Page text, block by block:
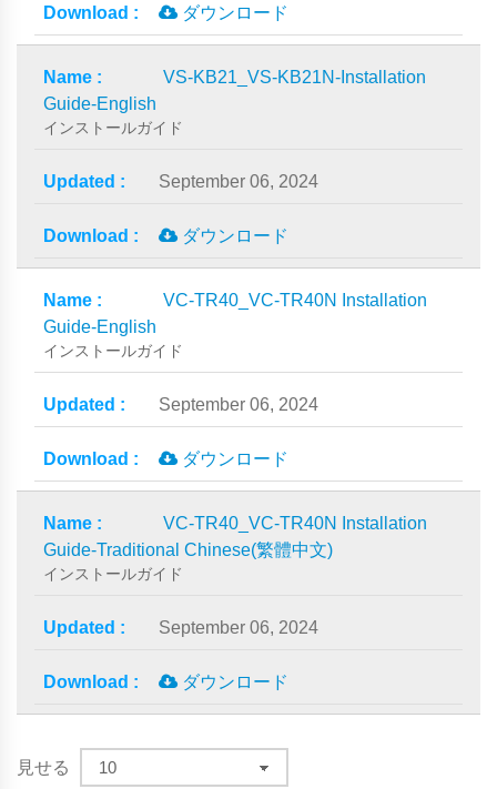
ダウンロード
VS-KB21_VS-KB21N-Installation
Guide-English
インストールガイド
September 06, 2024
ダウンロード
VC-TR40_VC-TR40N Installation
Guide-English
インストールガイド
September 06, 2024
ダウンロード
VC-TR40_VC-TR40N Installation
Guide-Traditional Chinese(繁體中文)
インストールガイド
September 06, 2024
ダウンロード
見せる